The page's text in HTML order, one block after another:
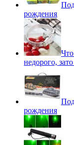
рождения
недорого,
рождения